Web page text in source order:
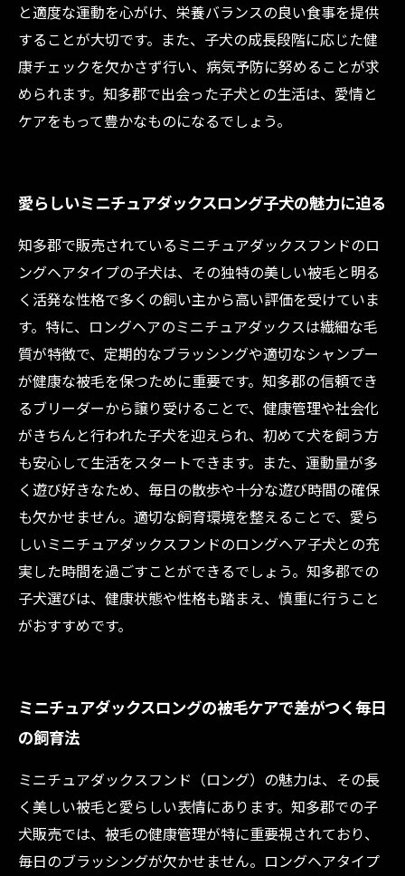
と適度な運動を心がけ、栄養バランスの良い食事を提供
することが大切です。また、子犬の成長段階に応じた健
康チェックを欠かさず行い、病気予防に努めることが求
められます。知多郡で出会った子犬との生活は、愛情と
ケアをもって豊かなものになるでしょう。
愛らしいミニチュアダックスロング子犬の魅力に迫る
知多郡で販売されているミニチュアダックスフンドのロ
ングヘアタイプの子犬は、その独特の美しい被毛と明る
く活発な性格で多くの飼い主から高い評価を受けていま
す。特に、ロングヘアのミニチュアダックスは繊細な毛
質が特徴で、定期的なブラッシングや適切なシャンプー
が健康な被毛を保つために重要です。知多郡の信頼でき
るブリーダーから譲り受けることで、健康管理や社会化
がきちんと行われた子犬を迎えられ、初めて犬を飼う方
も安心して生活をスタートできます。また、運動量が多
く遊び好きなため、毎日の散歩や十分な遊び時間の確保
も欠かせません。適切な飼育環境を整えることで、愛ら
しいミニチュアダックスフンドのロングヘア子犬との充
実した時間を過ごすことができるでしょう。知多郡での
子犬選びは、健康状態や性格も踏まえ、慎重に行うこと
がおすすめです。
ミニチュアダックスロングの被毛ケアで差がつく毎日
の飼育法
ミニチュアダックスフンド（ロング）の魅力は、その長
く美しい被毛と愛らしい表情にあります。知多郡での子
犬販売では、被毛の健康管理が特に重要視されており、
毎日のブラッシングが欠かせません。ロングヘアタイプ